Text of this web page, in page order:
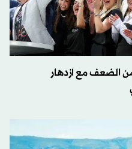
الضعف مع ازدهار